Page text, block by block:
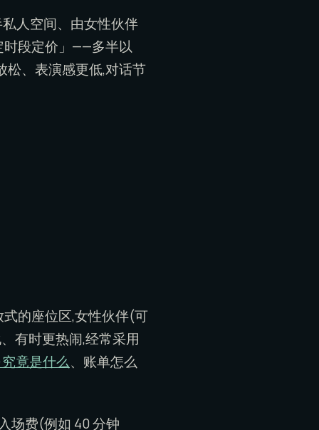
人空间、由女性伙伴
时段定价」——多半以
、表演感更低,对话节
的座位区,女性伙伴(可
有时更热闹,经常采用
竟是什么、账单怎么
场费(例如 40 分钟